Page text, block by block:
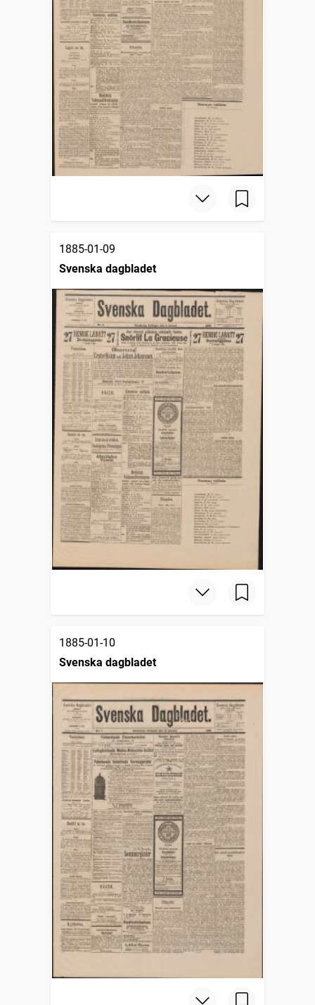
1885-01-09
Svenska dagbladet
1885-01-10
Svenska dagbladet